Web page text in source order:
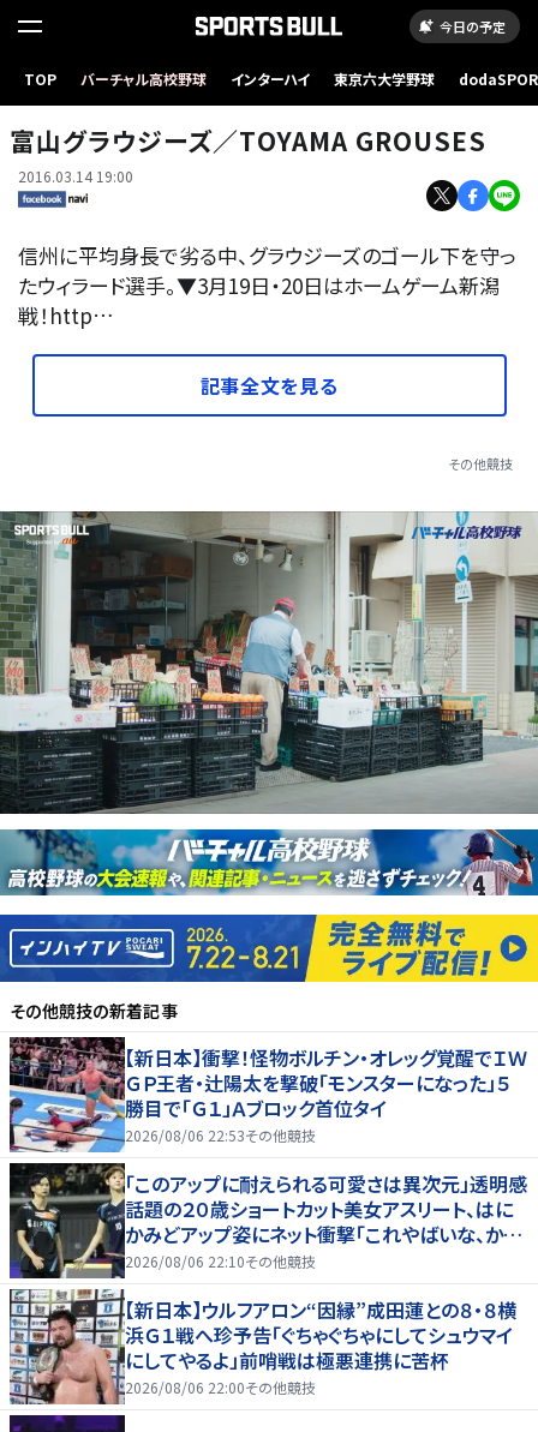
今日の予定
TOP バーチャル高校野球 インターハイ 東京六大学野球
富山グラウジーズ／TOYAMA GROUSES
2016.03.14 19:00
信州に平均身長で劣る中、グラウジーズのゴール下を守っ
たウィラード選手。▼3月19日・20日はホームゲーム新潟
戦！http…
記事全文を見る
その他競技
その他競技の新着記事
【新日本】衝撃！怪物ボルチン・オレッグ覚醒でＩＷ
ＧＰ王者・辻陽太を撃破「モンスターになった」５
勝目で「Ｇ１」Ａブロック首位タイ
2026/08/06 22:53その他競技
「このアップに耐えられる可愛さは異次元」透明感
話題の２０歳ショートカット美女アスリート、はに
かみどアップ姿にネット衝撃「これやばいな、かわ
いすぎる」「顔ちっちゃ」
2026/08/06 22:10その他競技
【新日本】ウルフアロン“因縁”成田蓮との８・８横
浜Ｇ１戦へ珍予告「ぐちゃぐちゃにしてシュウマイ
にしてやるよ」前哨戦は極悪連携に苦杯
2026/08/06 22:00その他競技